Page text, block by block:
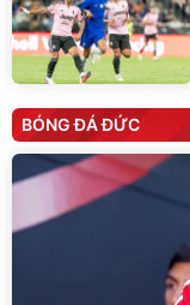
BÓNG ĐÁ ĐỨC